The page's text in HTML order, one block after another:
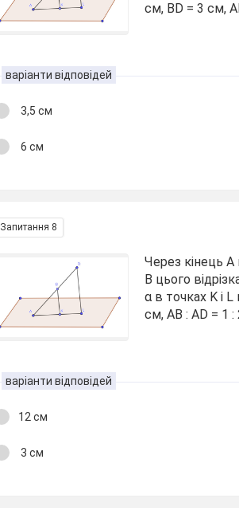
см, ВD = 3 см,
варіанти відповідей
3,5 см
6 см
Запитання 8
Через кінець А
В цього
α в точках K і
см, AB : AD = 1 :
варіанти відповідей
12 см
3 см